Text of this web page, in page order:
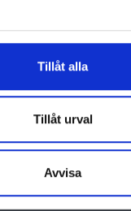
Tillåt alla
Tillåt urval
Avvisa